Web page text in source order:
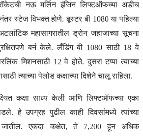
नऊ मर्लिन इंजिन लिफ्टऑफच्या अडीच
स्टेज विभक्त होणे. बूस्टर बी 1080 या पहिल्या
महासागरातील ड्रोन जहाजाच्या सूचना
बर्न केले. लँडिंग बी 1080 साठी 18 वे
मिशनसाठी 12 वे होते. दुसरा टप्पा त्याच्या
त्याच्या पेलोड कक्षाच्या दिशेने चालू राहिला.
कक्षा साध्य केली आणि लिफ्टऑफच्या एका
हे उपग्रह पुढील काही दिवसांमध्ये त्यांच्या
जातील. एकदा कक्षेत, ते 7,200 हून अधिक